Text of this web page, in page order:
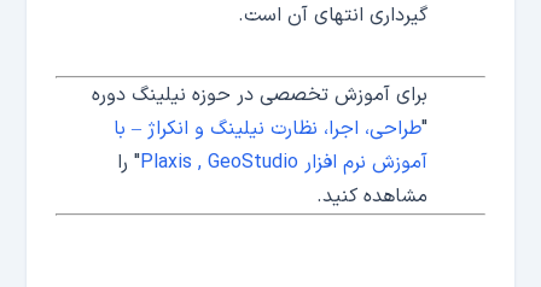
گیرداری انتهای آن است.
برای آموزش تخصصی در حوزه نیلینگ دوره
"طراحی، اجرا، نظارت نیلینگ و انکراژ – با
آموزش نرم افزار Plaxis , GeoStudio
" را
مشاهده کنید.